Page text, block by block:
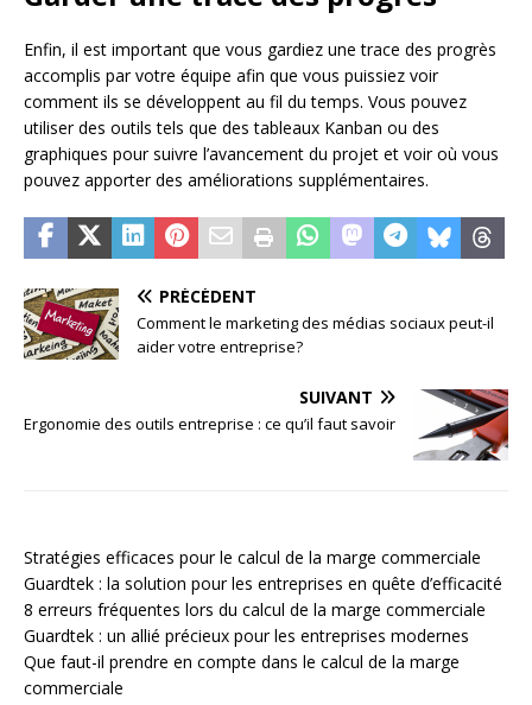
Enfin, il est important que vous gardiez une trace des progrès
accomplis par votre équipe afin que vous puissiez voir
comment ils se développent au fil du temps. Vous pouvez
utiliser des outils tels que des tableaux Kanban ou des
graphiques pour suivre l’avancement du projet et voir où vous
pouvez apporter des améliorations supplémentaires.
PRÉCÉDENT
Comment le marketing des médias sociaux peut-il
aider votre entreprise?
SUIVANT
Ergonomie des outils entreprise : ce qu’il faut savoir
Stratégies efficaces pour le calcul de la marge commerciale
Guardtek : la solution pour les entreprises en quête d’efficacité
8 erreurs fréquentes lors du calcul de la marge commerciale
Guardtek : un allié précieux pour les entreprises modernes
Que faut-il prendre en compte dans le calcul de la marge
commerciale